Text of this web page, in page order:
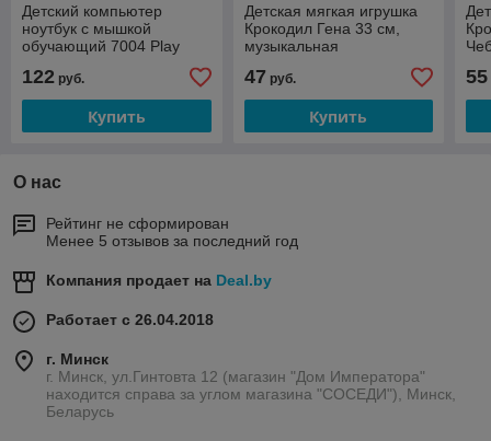
Детский компьютер
ноутбук с мышкой
обучающий 7004 Play
Smart( Joy Toy ).2 языка,
детская интерактивная
игрушка
122 руб.
Купить
Детская мягкая игрушка
Крокодил Гена 33 см,
музыкальная
мультфильма Крокодил
Гена и Чебурашка
47 руб.
Купить
55
О нас
Рейтинг не сформирован
Менее 5 отзывов за последний год
Компания продает на Deal.by
Работает с 26.04.2018
г. Минск
г. Минск, ул.Гинтовта 12 (магазин "Дом Императора"
находится справа за углом магазина "СОСЕДИ"), Минск,
Беларусь